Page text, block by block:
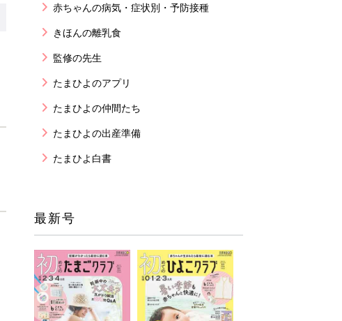
赤ちゃんの病気・症状別・予防接種
きほんの離乳食
監修の先生
たまひよのアプリ
たまひよの仲間たち
たまひよの出産準備
たまひよ白書
最新号